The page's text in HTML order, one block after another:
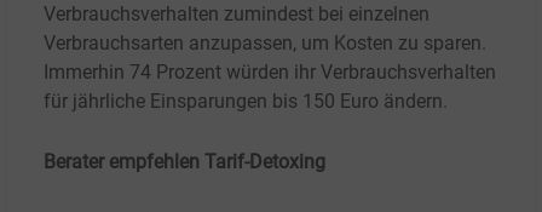
Verbrauchsverhalten zumindest bei einzelnen
Verbrauchsarten anzupassen, um Kosten zu sparen.
Immerhin 74 Prozent würden ihr Verbrauchsverhalten
für jährliche Einsparungen bis 150 Euro ändern.
Berater empfehlen Tarif-Detoxing